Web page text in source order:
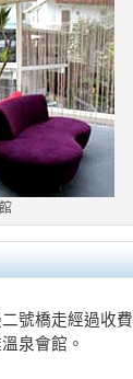
號橋走經過收費
泉會館。